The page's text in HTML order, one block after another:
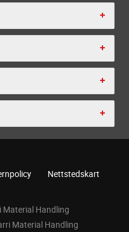
Nettstedskart
Material Handling
Material Handling